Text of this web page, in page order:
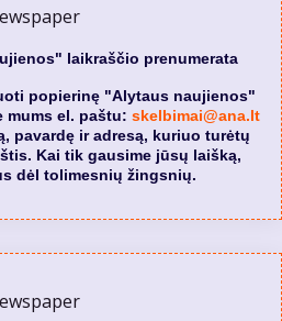
laikraščio prenumerata
popierinę "Alytaus naujienos"
mums el. paštu: skelbimai@ana.lt
pavardę ir adresą, kuriuo turėtų
Kai tik gausime jūsų laišką,
dėl tolimesnių žingsnių.